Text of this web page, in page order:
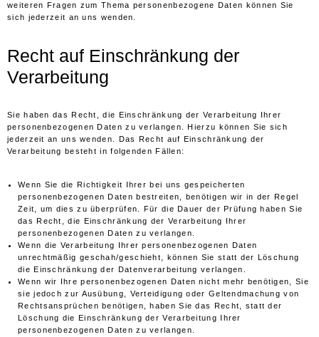
weiteren Fragen zum Thema personenbezogene Daten können Sie
sich jederzeit an uns wenden.
Recht auf Einschränkung der
Verarbeitung
Sie haben das Recht, die Einschränkung der Verarbeitung Ihrer
personenbezogenen Daten zu verlangen. Hierzu können Sie sich
jederzeit an uns wenden. Das Recht auf Einschränkung der
Verarbeitung besteht in folgenden Fällen:
Wenn Sie die Richtigkeit Ihrer bei uns gespeicherten
personenbezogenen Daten bestreiten, benötigen wir in der Regel
Zeit, um dies zu überprüfen. Für die Dauer der Prüfung haben Sie
das Recht, die Einschränkung der Verarbeitung Ihrer
personenbezogenen Daten zu verlangen.
Wenn die Verarbeitung Ihrer personenbezogenen Daten
unrechtmäßig geschah/geschieht, können Sie statt der Löschung
die Einschränkung der Datenverarbeitung verlangen.
Wenn wir Ihre personenbezogenen Daten nicht mehr benötigen, Sie
sie jedoch zur Ausübung, Verteidigung oder Geltendmachung von
Rechtsansprüchen benötigen, haben Sie das Recht, statt der
Löschung die Einschränkung der Verarbeitung Ihrer
personenbezogenen Daten zu verlangen.